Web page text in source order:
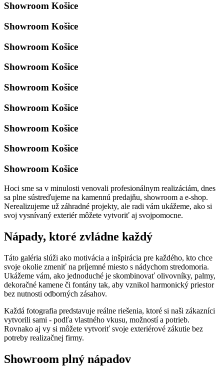
Showroom Košice
Showroom Košice
Showroom Košice
Showroom Košice
Showroom Košice
Showroom Košice
Showroom Košice
Showroom Košice
Showroom Košice
Hoci sme sa v minulosti venovali profesionálnym realizáciám, dnes
sa plne sústreďujeme na kamennú predajňu, showroom a e-shop.
Nerealizujeme už záhradné projekty, ale radi vám ukážeme, ako si
svoj vysnívaný exteriér môžete vytvoriť aj svojpomocne.
Nápady, ktoré zvládne každý
Táto galéria slúži ako motivácia a inšpirácia pre každého, kto chce
svoje okolie zmeniť na príjemné miesto s nádychom stredomoria.
Ukážeme vám, ako jednoduché je skombinovať olivovníky, palmy,
dekoračné kamene či fontány tak, aby vznikol harmonický priestor
bez nutnosti odborných zásahov.
Každá fotografia predstavuje reálne riešenia, ktoré si naši zákazníci
vytvorili sami - podľa vlastného vkusu, možností a potrieb.
Rovnako aj vy si môžete vytvoriť svoje exteriérové zákutie bez
potreby realizačnej firmy.
Showroom plný nápadov